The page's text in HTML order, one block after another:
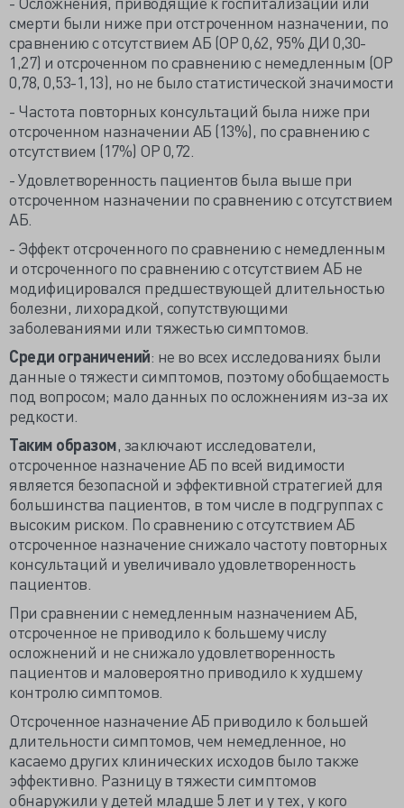
смерти были ниже при отстроченном назначении, по
сравнению с отсутствием АБ (ОР 0,62, 95% ДИ 0,30-
1,27) и отсроченном по сравнению с немедленным (ОР
0,78, 0,53-1,13), но не было статистической значимости
- Частота повторных консультаций была ниже при
отсроченном назначении АБ (13%), по сравнению с
отсутствием (17%) ОР 0,72.
- Удовлетворенность пациентов была выше при
отсроченном назначении по сравнению с отсутствием
АБ.
- Эффект отсроченного по сравнению с немедленным
и отсроченного по сравнению с отсутствием АБ не
модифицировался предшествующей длительностью
болезни, лихорадкой, сопутствующими
заболеваниями или тяжестью симптомов.
Среди ограничений: не во всех исследованиях были
данные о тяжести симптомов, поэтому обобщаемость
под вопросом; мало данных по осложнениям из-за их
редкости.
Таким образом, заключают исследователи,
отсроченное назначение АБ по всей видимости
является безопасной и эффективной стратегией для
большинства пациентов, в том числе в подгруппах с
высоким риском. По сравнению с отсутствием АБ
отсроченное назначение снижало частоту повторных
консультаций и увеличивало удовлетворенность
пациентов.
При сравнении с немедленным назначением АБ,
отсроченное не приводило к большему числу
осложнений и не снижало удовлетворенность
пациентов и маловероятно приводило к худшему
контролю симптомов.
Отсроченное назначение АБ приводило к большей
длительности симптомов, чем немедленное, но
касаемо других клинических исходов было также
эффективно. Разницу в тяжести симптомов
обнаружили у детей младше 5 лет и у тех, у кого